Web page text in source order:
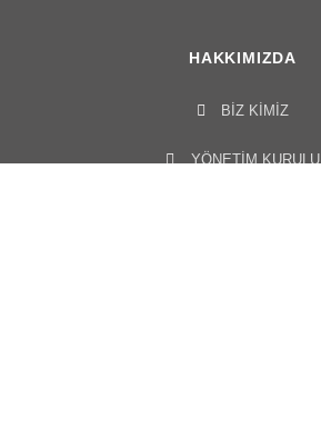
HAKKIMIZDA
BIZ KIMIZ
YÖNETIM KURULU​